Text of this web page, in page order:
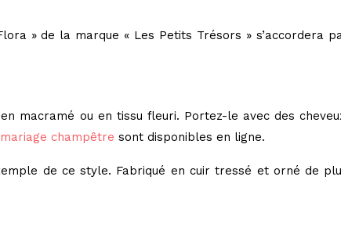
» de la marque « Les Petits Trésors » s’accordera
macramé ou en tissu fleuri. Portez-le avec des
champêtre sont disponibles en ligne.
de ce style. Fabriqué en cuir tressé et orné de